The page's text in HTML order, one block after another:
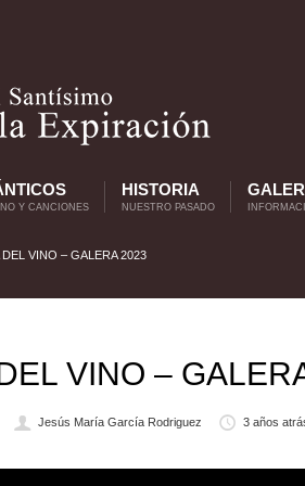
Y CANCIONES
HISTORIA
NUESTRO PASADO
DEL VINO – GALERA 2023
VINO –
Jesús María García Rodriguez 3 años